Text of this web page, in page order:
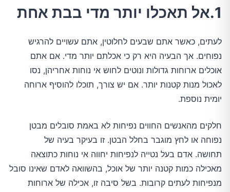
1.אל תאכלו יותר מדי בבת אחת
לעתים, כאשר אתם שבעים לחלוטין, אתם עשויים להרגיש
נפוחים. אך הבעיה היא רק כי אכלתם יותר מדי. אם אתם
אוכלים ארוחות גדולות ונוטים לחוש אי נוחות אחריהן, נסו
לאכול מנות קטנות יותר. אם יש צורך, תוכלו להוסיף ארוחה
יומית נוספת.
חלקים מהאנשים החווים נפיחות לא באמת סובלים מבטן
נפוחה או לחץ מוגבר בחלל הבטן. זו בעיקר בעיה של
תחושה. אדם בעל נטייה לנפיחות יחווה אי נוחות כתוצאה
מאכילה כמות קטנה יותר של אוכל, בהשוואה לאדם שאינו סובל
מנפיחות לעתים קרובות. בשל סיבה זו, אכילה של ארוחות